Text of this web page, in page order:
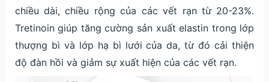
chiều dài, chiều rộng của các vết rạn từ 20-23%.
Tretinoin giúp tăng cường sản xuất elastin trong lớp
thượng bì và lớp hạ bì lưới của da, từ đó cải thiện
độ đàn hồi và giảm sự xuất hiện của các vết rạn.